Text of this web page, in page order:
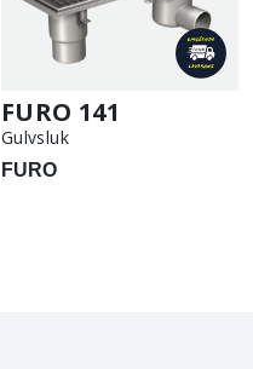
FURO 141
Gulvsluk
FURO